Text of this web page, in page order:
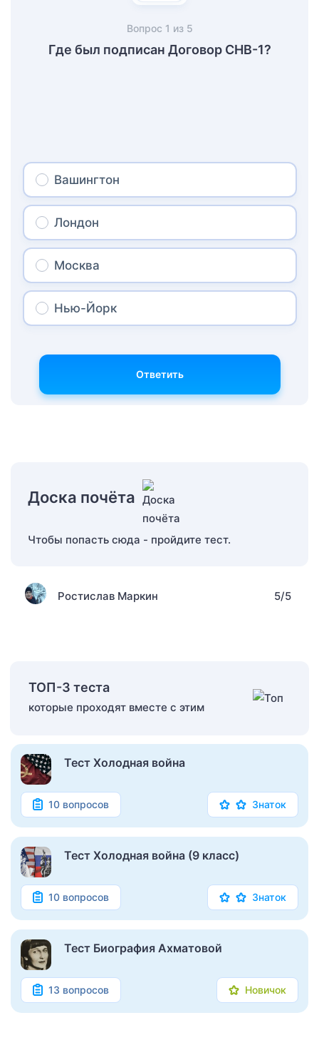
Вопрос 1 из 5
Где был подписан Договор СНВ-1?
Вашингтон
Лондон
Москва
Нью-Йорк
Ответить
Доска почёта
Чтобы попасть сюда - пройдите тест.
Ростислав Маркин 5/5
ТОП-3 теста
которые проходят вместе с этим
Тест Холодная война
10 вопросов Знаток
Тест Холодная война (9 класс)
10 вопросов Знаток
Тест Биография Ахматовой
13 вопросов Новичок